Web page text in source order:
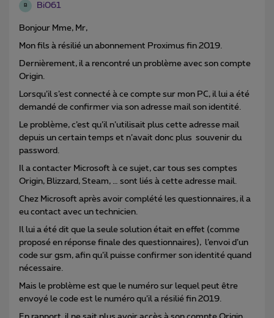
B Bi061
Bonjour Mme, Mr,
Mon fils à résilié un abonnement Proximus fin 2019.
Dernièrement, il a rencontré un problème avec son compte
Origin.
Lorsqu’il s’est connecté à ce compte sur mon PC, il lui a été
demandé de confirmer via son adresse mail son identité.
Le problème, c’est qu’il n’utilisait plus cette adresse mail
depuis un certain temps et n’avait donc plus souvenir du
password.
Il a contacter Microsoft à ce sujet, car tous ses comptes
Origin, Blizzard, Steam, … sont liés à cette adresse mail.
Chez Microsoft après avoir complété les questionnaires, il a
eu contact avec un technicien.
Il lui a été dit que la seule solution était en effet (comme
proposé en réponse finale des questionnaires), l’envoi d’un
code sur gsm, afin qu’il puisse confirmer son identité quand
nécessaire.
Mais le problème est que le numéro sur lequel peut être
envoyé le code est le numéro qu’il a résilié fin 2019.